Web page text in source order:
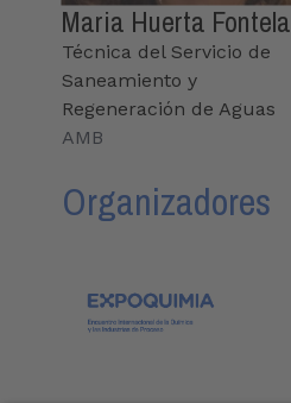
Maria Huerta Fontela
Técnica del Servicio de
Saneamiento y
Regeneración de Aguas
AMB
Organizadores